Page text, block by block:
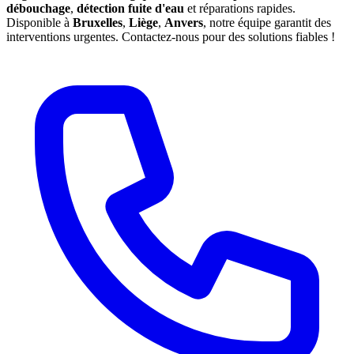
débouchage, détection fuite d'eau et réparations rapides.
Disponible à Bruxelles, Liège, Anvers, notre équipe garantit des
interventions urgentes. Contactez-nous pour des solutions fiables !